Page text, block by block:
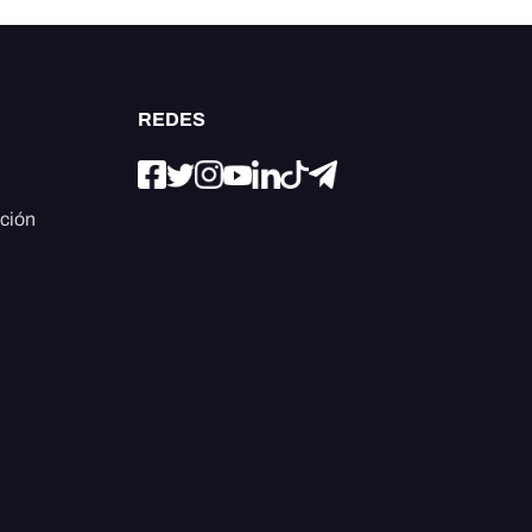
REDES